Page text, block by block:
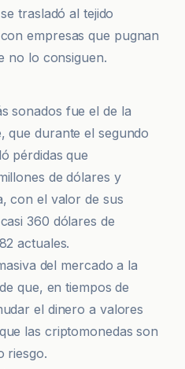
trasladó al tejido
empresas que pugnan
no lo consiguen.
sonados fue el de la
que durante el segundo
pérdidas que
de dólares y
con el valor de sus
360 dólares de
actuales.
del mercado a la
que, en tiempos de
el dinero a valores
las criptomonedas son
riesgo.